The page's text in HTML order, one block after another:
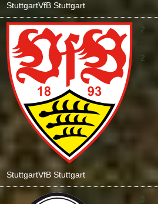
StuttgartVfB Stuttgart
StuttgartVfB Stuttgart
2
:
2
3